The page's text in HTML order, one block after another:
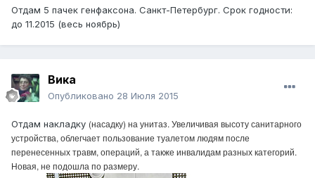
Отдам 5 пачек генфаксона. Санкт-Петербург. Срок годности:
до 11.2015 (весь ноябрь)
Вика
Опубликовано 28 Июля 2015
Отдам накладку (насадку) на унитаз. Увеличивая высоту санитарного
устройства, облегчает пользование туалетом людям после
перенесенных травм, операций, а также инвалидам разных категорий.
Новая, не подошла по размеру.